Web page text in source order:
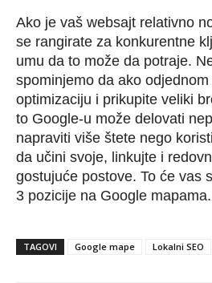
Ako je vaš websajt relativno
se rangirate za konkurentne
umu da to može da potraje.
spominjemo da ako
optimizaciju i prikupite veliki
to Google-u može delovati
napraviti više štete nego
da učini svoje, linkujte i
gostujuće postove. To će vas
3 pozicije na Google mapama.
TAGOVI Google mape Lokalni SEO